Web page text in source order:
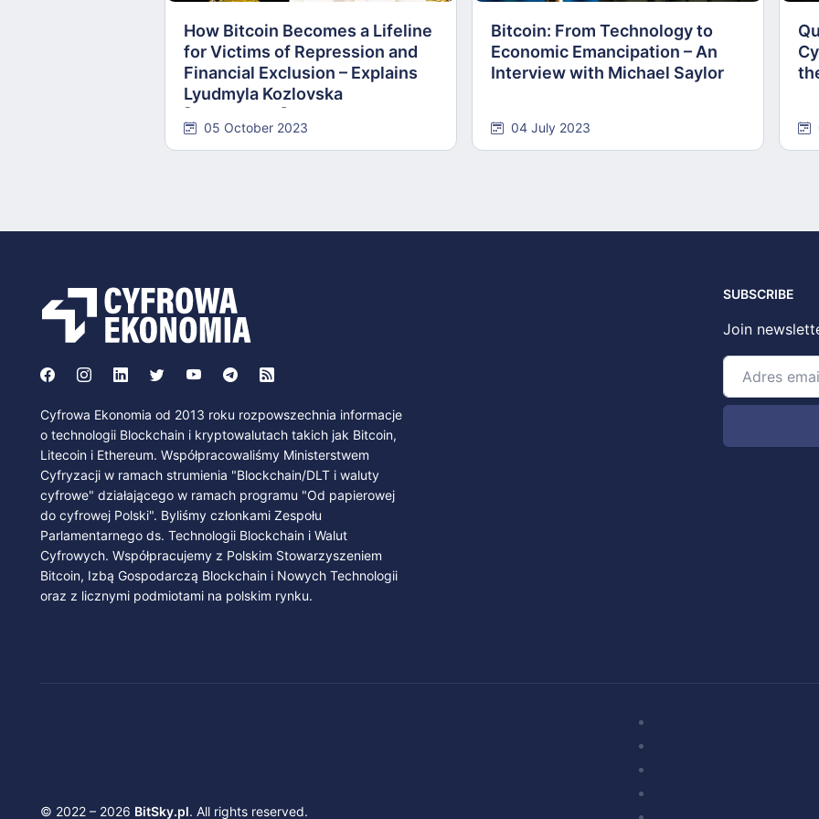
How Bitcoin Becomes a Lifeline
for Victims of Repression and
Financial Exclusion – Explains
Lyudmyla Kozlovska
05 October 2023
Bitcoin: From Technology to
Economic Emancipation – An
Interview with Michael Saylor
04 July 2023
Cyfrowa Ekonomia od 2013 roku rozpowszechnia informacje
o technologii Blockchain i kryptowalutach takich jak Bitcoin,
Litecoin i Ethereum. Współpracowaliśmy Ministerstwem
Cyfryzacji w ramach strumienia "Blockchain/DLT i waluty
cyfrowe" działającego w ramach programu "Od papierowej
do cyfrowej Polski". Byliśmy członkami Zespołu
Parlamentarnego ds. Technologii Blockchain i Walut
Cyfrowych. Współpracujemy z Polskim Stowarzyszeniem
Bitcoin, Izbą Gospodarczą Blockchain i Nowych Technologii
oraz z licznymi podmiotami na polskim rynku.
SUBSCRIBE
Join
© 2022 – 2026 BitSky.pl. All rights reserved.